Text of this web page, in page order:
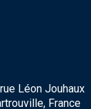
Léon Jouhaux
France